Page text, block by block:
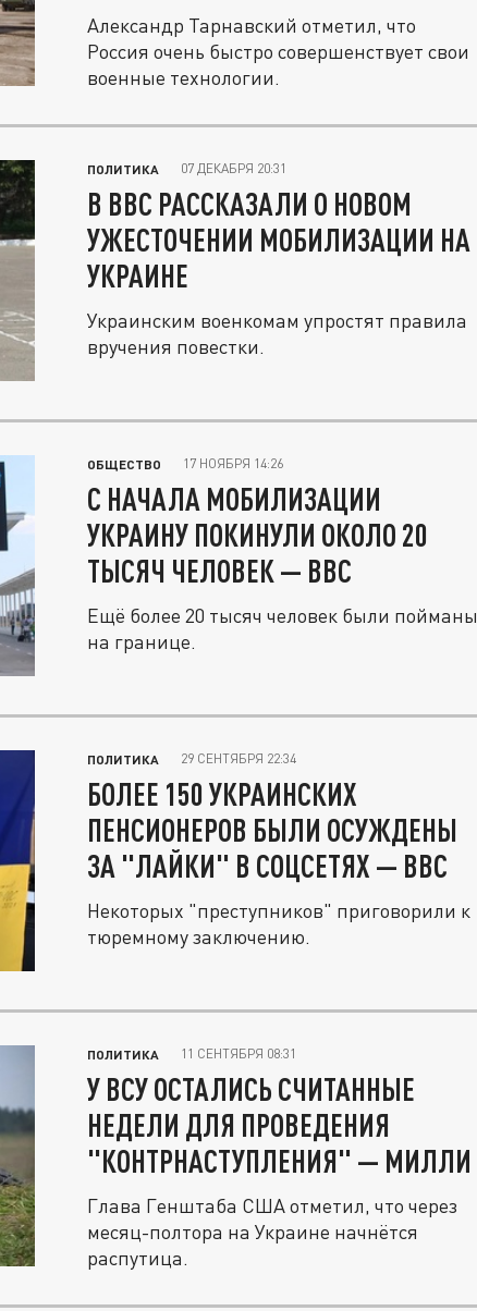
Александр Тарнавский отметил, что
Россия очень быстро совершенствует свои
военные технологии.
ПОЛИТИКА 07 ДЕКАБРЯ 20:31
В BBC РАССКАЗАЛИ О НОВОМ
УЖЕСТОЧЕНИИ МОБИЛИЗАЦИИ НА
УКРАИНЕ
Украинским военкомам упростят правила
вручения повестки.
ОБЩЕСТВО 17 НОЯБРЯ 14:26
С НАЧАЛА МОБИЛИЗАЦИИ
УКРАИНУ ПОКИНУЛИ ОКОЛО 20
ТЫСЯЧ ЧЕЛОВЕК — BBC
Ещё более 20 тысяч человек были пойманы
на границе.
ПОЛИТИКА 29 СЕНТЯБРЯ 22:34
БОЛЕЕ 150 УКРАИНСКИХ
ПЕНСИОНЕРОВ БЫЛИ ОСУЖДЕНЫ
ЗА "ЛАЙКИ" В СОЦСЕТЯХ — BBC
Некоторых "преступников" приговорили к
тюремному заключению.
ПОЛИТИКА 11 СЕНТЯБРЯ 08:31
У ВСУ ОСТАЛИСЬ СЧИТАННЫЕ
НЕДЕЛИ ДЛЯ ПРОВЕДЕНИЯ
"КОНТРНАСТУПЛЕНИЯ" — МИЛЛИ
Глава Генштаба США отметил, что через
месяц-полтора на Украине начнётся
распутица.